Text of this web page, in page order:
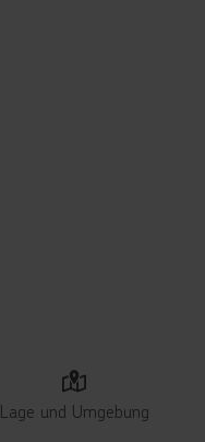
Lage und Umgebung